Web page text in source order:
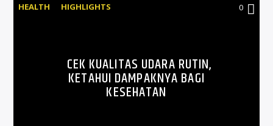
HEALTH HIGHLIGHTS 0
CEK KUALITAS UDARA RUTIN,
KETAHUI DAMPAKNYA BAGI
KESEHATAN